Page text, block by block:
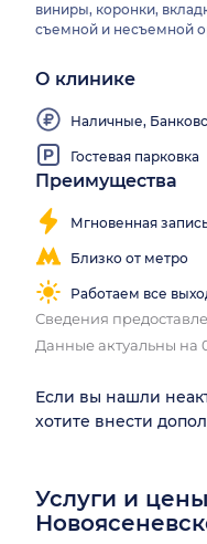
виниры, коронки,
съемной и несъемной
стоматология
наличии современное
позволяет
максимально
О клинике
Наличные,
Гостевая парковка
Преимущества
Мгновенная
Близко от метро
Работаем все
Сведения
Данные актуальны на
Если вы нашли
хотите внести
Услуги и